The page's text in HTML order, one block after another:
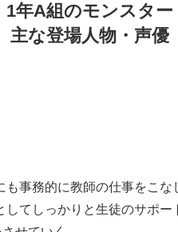
1年A組のモンスター
主な登場人物・声優
事務的に教師の仕事をこな
てしっかりと生徒のサポー